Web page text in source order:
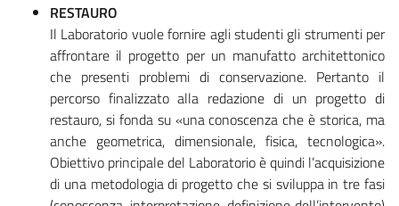
RESTAURO
Il Laboratorio vuole fornire agli studenti gli strumenti per
affrontare il progetto per un manufatto architettonico
che presenti problemi di conservazione. Pertanto il
percorso finalizzato alla redazione di un progetto di
restauro, si fonda su «una conoscenza che è storica, ma
anche geometrica, dimensionale, fisica, tecnologica».
Obiettivo principale del Laboratorio è quindi l’acquisizione
di una metodologia di progetto che si sviluppa in tre fasi